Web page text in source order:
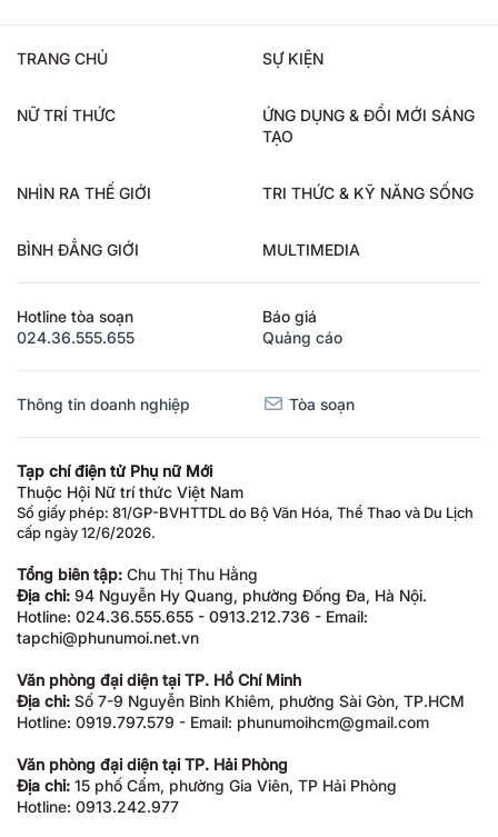
TRANG CHỦ SỰ KIỆN
NỮ TRÍ THỨC
ỨNG DỤNG & ĐỔI MỚI SÁNG
TẠO
NHÌN RA THẾ GIỚI TRI THỨC & KỸ NĂNG SỐNG
BÌNH ĐẲNG GIỚI MULTIMEDIA
Hotline tòa soạn
024.36.555.655
Báo giá
Quảng cáo
Thông tin doanh nghiệp Tòa soạn
Tạp chí điện tử Phụ nữ Mới
Thuộc Hội Nữ trí thức Việt Nam
Số giấy phép: 81/GP-BVHTTDL do Bộ Văn Hóa, Thể Thao và Du Lịch
cấp ngày 12/6/2026.
Tổng biên tập: Chu Thị Thu Hằng
Địa chỉ: 94 Nguyễn Hy Quang, phường Đống Đa, Hà Nội.
Hotline: 024.36.555.655 - 0913.212.736 - Email:
tapchi@phunumoi.net.vn
Văn phòng đại diện tại TP. Hồ Chí Minh
Địa chỉ: Số 7-9 Nguyễn Bỉnh Khiêm, phường Sài Gòn, TP.HCM
Hotline: 0919.797.579 - Email: phunumoihcm@gmail.com
Văn phòng đại diện tại TP. Hải Phòng
Địa chỉ: 15 phố Cấm, phường Gia Viên, TP Hải Phòng
Hotline: 0913.242.977